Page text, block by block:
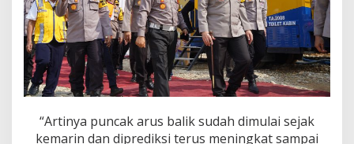
“Artinya puncak arus balik sudah dimulai sejak
kemarin dan diprediksi terus meningkat sampai